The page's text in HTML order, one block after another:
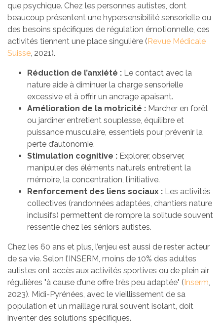
que psychique. Chez les personnes autistes, dont
beaucoup présentent une hypersensibilité sensorielle ou
des besoins spécifiques de régulation émotionnelle, ces
activités tiennent une place singulière (Revue Médicale
Suisse, 2021).
Réduction de l’anxiété : Le contact avec la
nature aide à diminuer la charge sensorielle
excessive et à offrir un ancrage apaisant.
Amélioration de la motricité : Marcher en forêt
ou jardiner entretient souplesse, équilibre et
puissance musculaire, essentiels pour prévenir la
perte d’autonomie.
Stimulation cognitive : Explorer, observer,
manipuler des éléments naturels entretient la
mémoire, la concentration, l’initiative.
Renforcement des liens sociaux : Les activités
collectives (randonnées adaptées, chantiers nature
inclusifs) permettent de rompre la solitude souvent
ressentie chez les séniors autistes.
Chez les 60 ans et plus, l’enjeu est aussi de rester acteur
de sa vie. Selon l’INSERM, moins de 10% des adultes
autistes ont accès aux activités sportives ou de plein air
régulières "à cause d’une offre très peu adaptée" (Inserm,
2023). Midi-Pyrénées, avec le vieillissement de sa
population et un maillage rural souvent isolant, doit
inventer des solutions spécifiques.